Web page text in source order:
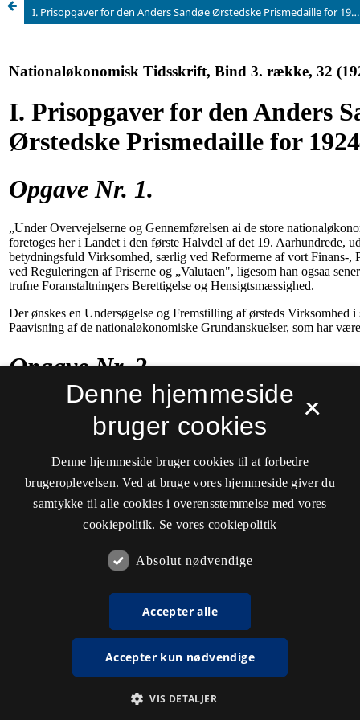
I. Prisopgaver for den Anders Sandøe Ørstedske Prismedaille for 1924—25.
×
Denne hjemmeside
bruger cookies
Denne hjemmeside bruger cookies til at forbedre
brugeroplevelsen. Ved at bruge vores hjemmeside giver du
samtykke til alle cookies i overensstemmelse med vores
cookiepolitik. Se vores cookiepolitik
Absolut nødvendige
Accepter alle
Accepter kun nødvendige
VIS DETALJER